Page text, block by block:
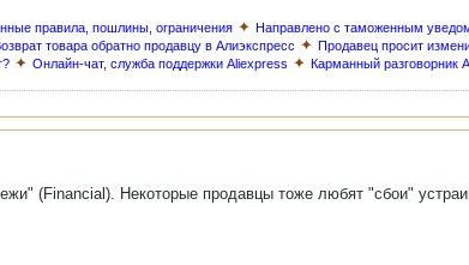
правила, пошлины, ограничения ✦ Направлено с таможенным
товара обратно продавцу в Алиэкспресс ✦ Продавец просит
✦ Онлайн-чат, служба поддержки Aliexpress ✦ Карманный разговорник
(Financial). Некоторые продавцы тоже любят "сбои"